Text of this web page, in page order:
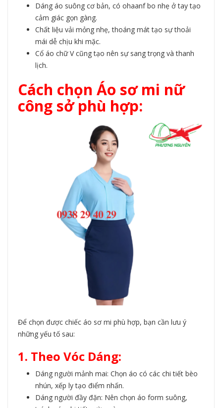
Dáng áo suông cơ bản, có ohaanf bo nhẹ ở tay tạo
cảm giác gọn gàng.
Chất liệu vải mỏng nhẹ, thoáng mát tạo sự thoải
mái dễ chịu khi mặc.
Cổ áo chữ V cũng tạo nên sự sang trọng và thanh
lịch.
Cách chọn Áo sơ mi nữ
công sở phù hợp:
Để chọn được chiếc áo sơ mi phù hợp, bạn cần lưu ý
những yếu tố sau:
1. Theo Vóc Dáng:
Dáng người mảnh mai: Chọn áo có các chi tiết bèo
nhún, xếp ly tạo điểm nhấn.
Dáng người đầy đặn: Nên chọn áo form suông,